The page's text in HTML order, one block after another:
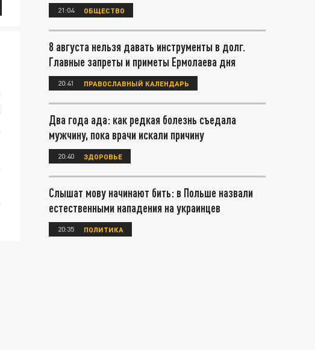
21:04 ОБЩЕСТВО
8 августа нельзя давать инструменты в долг.
Главные запреты и приметы Ермолаева дня
20:41 ПРАВОСЛАВНЫЙ КАЛЕНДАРЬ
Два года ада: как редкая болезнь съедала
мужчину, пока врачи искали причину
20:40 ЗДОРОВЬЕ
Слышат мову начинают бить: в Польше назвали
естественными нападения на украинцев
20:35 ПОЛИТИКА